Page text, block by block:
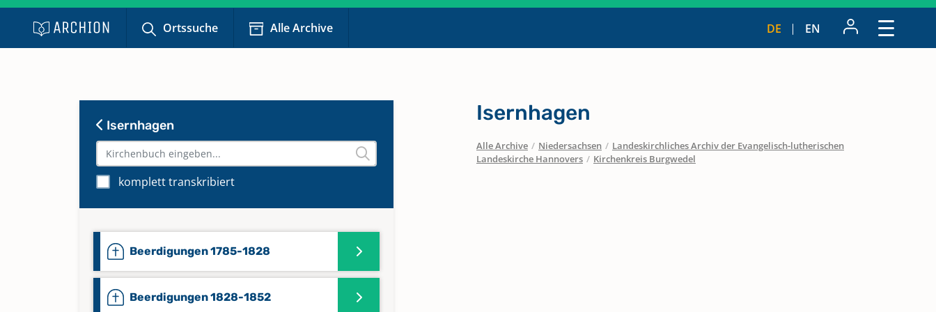
Ortssuche Alle Archive DE EN
Isernhagen
komplett transkribiert
Beerdigungen 1785-1828
Beerdigungen 1828-1852
Isernhagen
Alle Archive / Niedersachsen / Landeskirchliches Archiv der Evangelisch-lutherischen
Landeskirche Hannovers / Kirchenkreis Burgwedel